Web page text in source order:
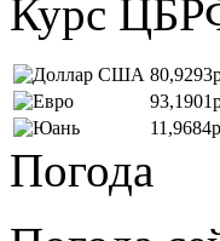
Курс
Погода